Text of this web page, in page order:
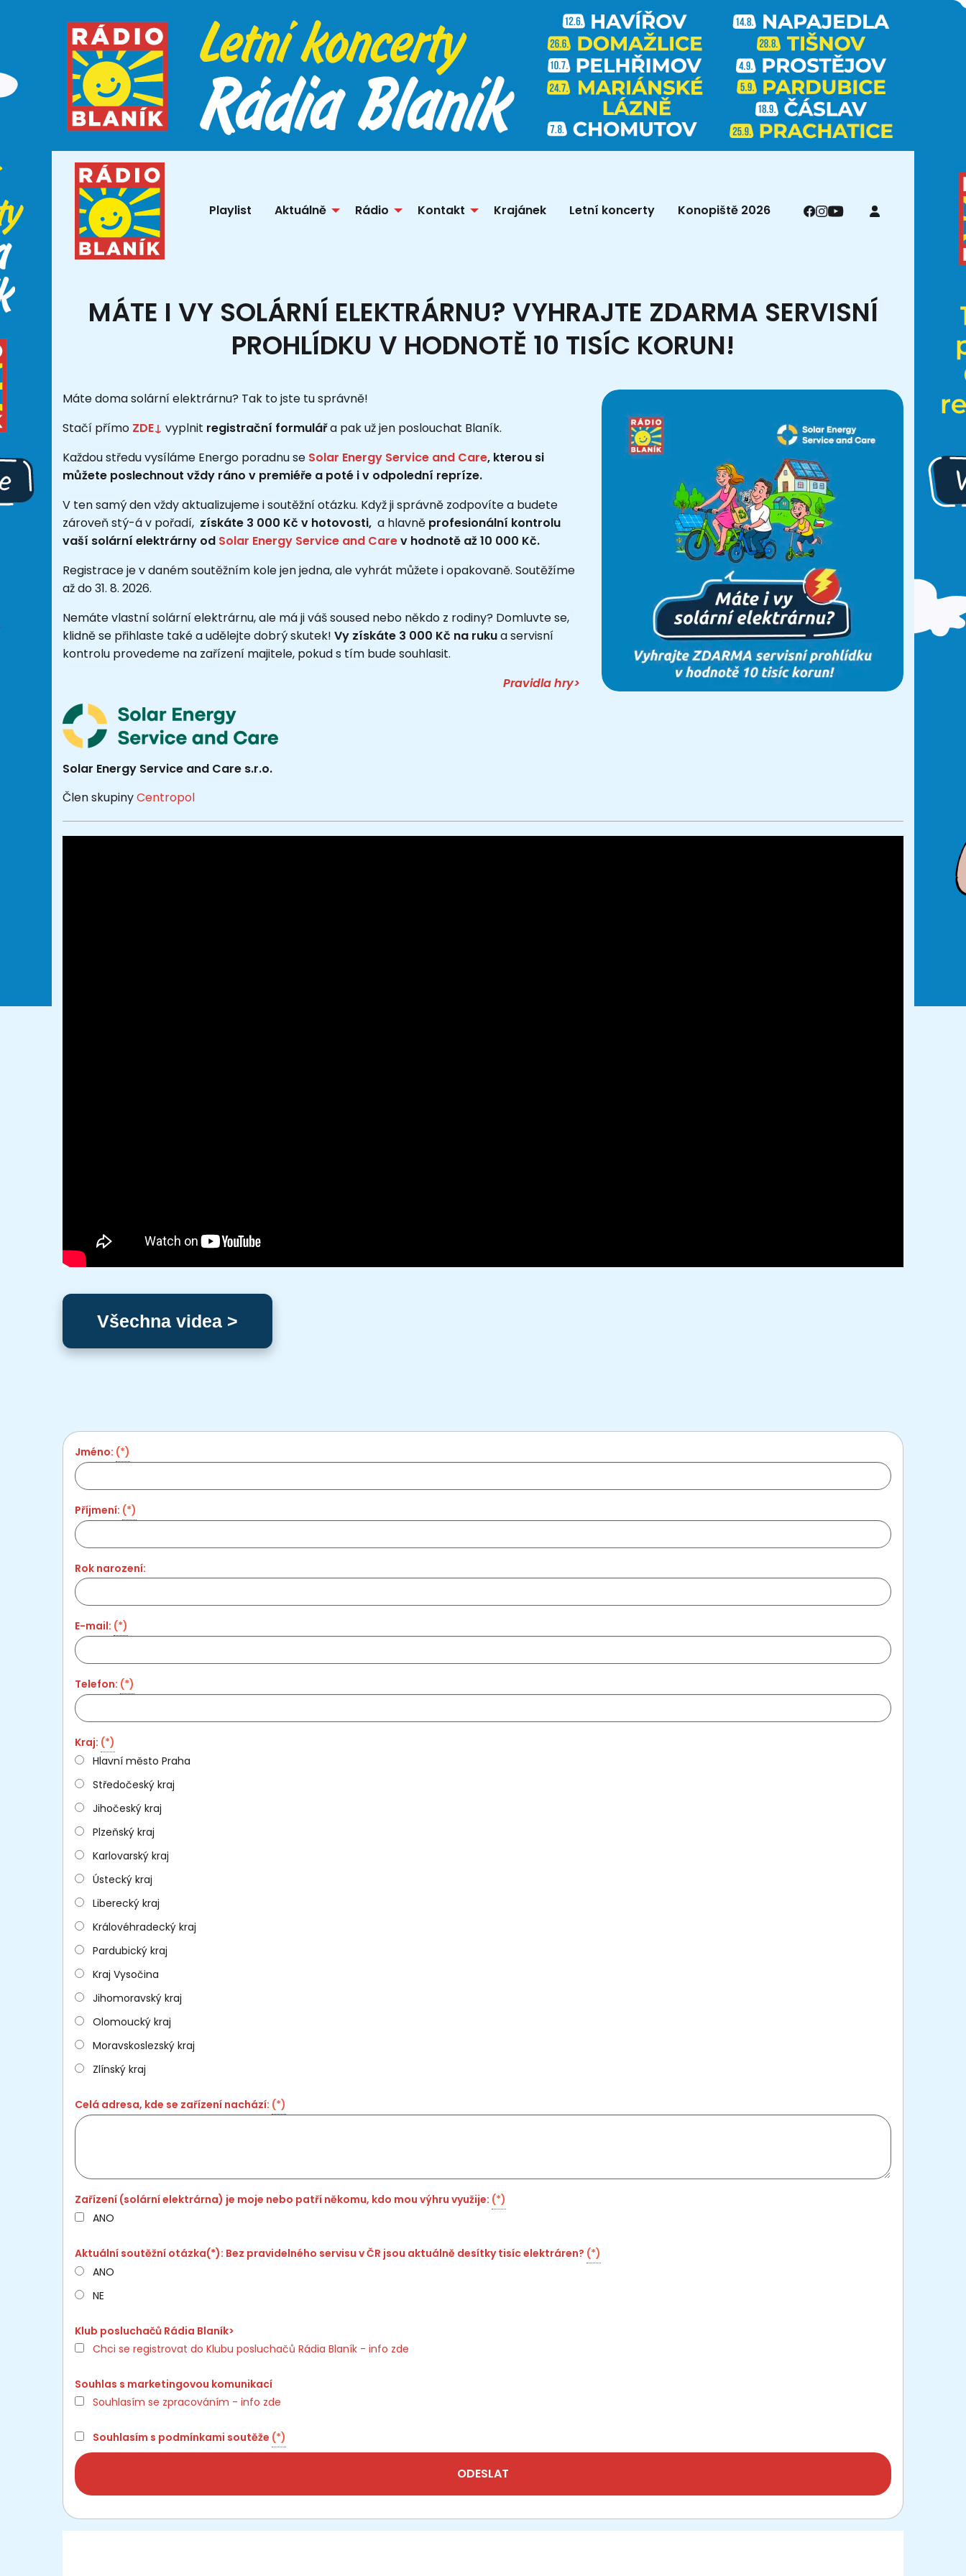
Playlist Aktuálně Rádio Kontakt Krajánek Letní koncerty Konopiště 2026
MÁTE I VY SOLÁRNÍ ELEKTRÁRNU? VYHRAJTE ZDARMA SERVISNÍ
PROHLÍDKU V HODNOTĚ 10 TISÍC KORUN!
Máte doma solární elektrárnu? Tak to jste tu správně!
Stačí přímo ZDE↓ vyplnit registrační formulářa pak už jen poslouchat Blaník.
Každou středu vysíláme Energo poradnu se Solar Energy Service and Care, kterou si
můžete poslechnout vždy ráno v premiéře a poté i v odpolední repríze.
V ten samý den vždy aktualizujeme i soutěžní otázku. Když ji správně zodpovíte a budete
zároveň stý-á v pořadí, získáte 3 000 Kč v hotovosti, a hlavně profesionální kontrolu
vaší solární elektrárny od Solar Energy Service and Carev hodnotě až 10 000 Kč.
Registrace je v daném soutěžním kole jen jedna, ale vyhrát můžete i opakovaně. Soutěžíme
až do 31. 8. 2026.
Nemáte vlastní solární elektrárnu, ale má ji váš soused nebo někdo z rodiny? Domluvte se,
klidně se přihlaste také a udělejte dobrý skutek! Vy získáte 3 000 Kč na rukua servisní
kontrolu provedeme na zařízení majitele, pokud s tím bude souhlasit.
Pravidla hry>
Solar Energy Service and Care s.r.o.
Člen skupinyCentropol
Všechna videa >
Jméno: (*)
Příjmení: (*)
Rok narození:
E-mail: (*)
Telefon: (*)
Kraj: (*)
Hlavní město Praha
Středočeský kraj
Jihočeský kraj
Plzeňský kraj
Karlovarský kraj
Ústecký kraj
Liberecký kraj
Královéhradecký kraj
Pardubický kraj
Kraj Vysočina
Jihomoravský kraj
Olomoucký kraj
Moravskoslezský kraj
Zlínský kraj
Celá adresa, kde se zařízení nachází: (*)
Zařízení (solární elektrárna) je moje nebo patří někomu, kdo mou výhru využije: (*)
ANO
Aktuální soutěžní otázka(*): Bez pravidelného servisu v ČR jsou aktuálně desítky tisíc elektráren? (*)
ANO
NE
Klub posluchačů Rádia Blaník>
Chci se registrovat do Klubu posluchačů Rádia Blaník - info zde
Souhlas s marketingovou komunikací
Souhlasím se zpracováním - info zde
Souhlasím s podmínkami soutěže (*)
ODESLAT